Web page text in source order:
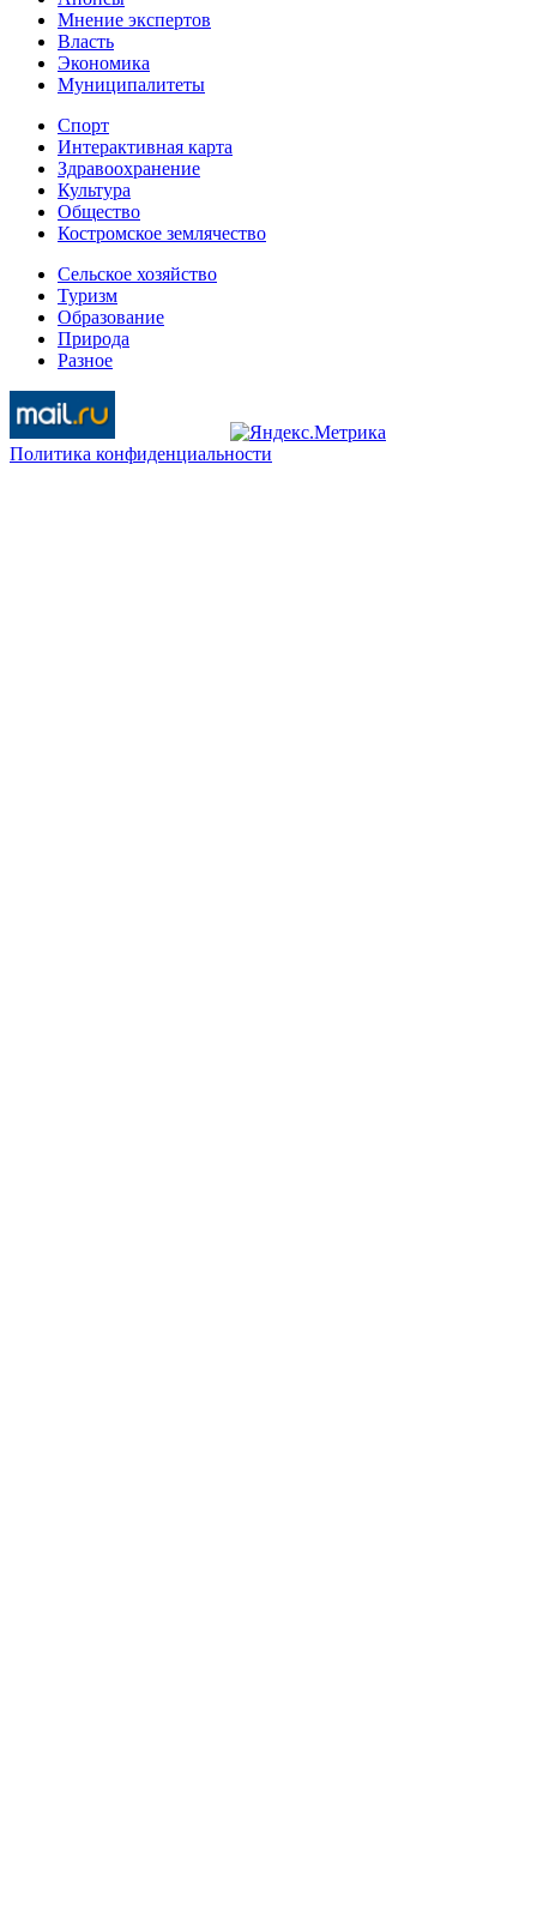
Мнение экспертов
Власть
Экономика
Муниципалитеты
Спорт
Интерактивная карта
Здравоохранение
Культура
Общество
Костромское землячество
Сельское хозяйство
Туризм
Образование
Природа
Разное
Политика конфиденциальности